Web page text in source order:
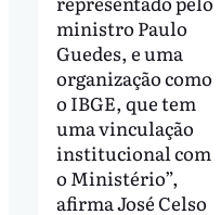
ministro Paulo
Guedes, e uma
organização como
o IBGE, que tem
uma vinculação
institucional com
o Ministério”,
afirma José Celso